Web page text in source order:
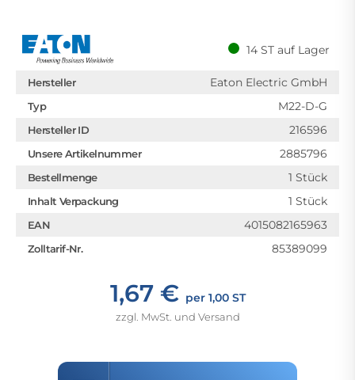
14 ST auf Lager
Hersteller Eaton Electric GmbH
Typ M22-D-G
Hersteller ID 216596
Unsere Artikelnummer 2885796
Bestellmenge 1 Stück
Inhalt Verpackung 1 Stück
EAN 4015082165963
Zolltarif-Nr. 85389099
1,67 € per 1,00 ST
zzgl. MwSt. und Versand